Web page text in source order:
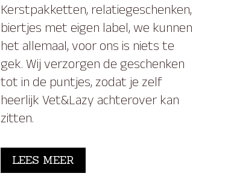
Kerstpakketten, relatiegeschenken,
biertjes met eigen label, we kunnen
het allemaal, voor ons is niets te
gek. Wij verzorgen de geschenken
tot in de puntjes, zodat je zelf
heerlijk Vet&Lazy achterover kan
zitten.
LEES MEER